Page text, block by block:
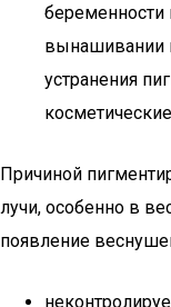
беременности
вынашивании
устранения
Причиной
лучи, особенно в
появление